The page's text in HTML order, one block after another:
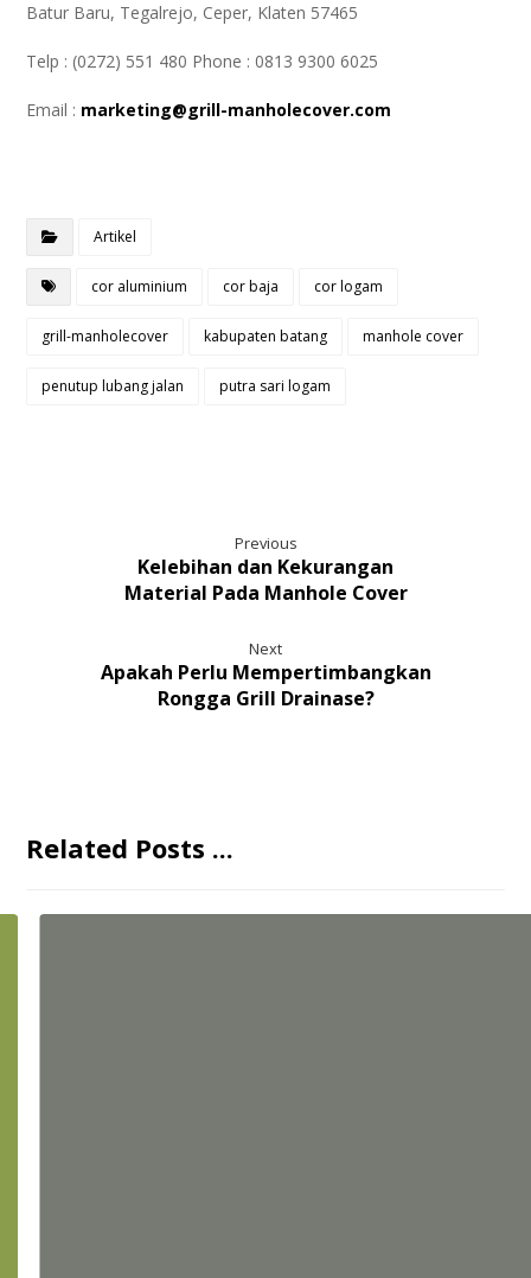
Batur Baru, Tegalrejo, Ceper, Klaten 57465
Telp : (0272) 551 480 Phone : 0813 9300 6025
Email : marketing@grill-manholecover.com
Artikel
cor aluminium cor baja cor logam
grill-manholecover kabupaten batang manhole cover
penutup lubang jalan putra sari logam
Previous
Kelebihan dan Kekurangan
Material Pada Manhole Cover
Next
Apakah Perlu Mempertimbangkan
Rongga Grill Drainase?
Related Posts ...